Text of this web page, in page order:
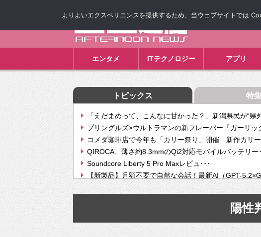
エンタメ ITテクノロジー アプリ
トピックス 特
「えだまめって、こんなに甘かった？」新潟県民が“県
プリングルズ×ウルトラマンの新フレーバー「ガーリッ
コメダ珈琲店で今年も「カリー祭り」開催 新作カリー
QIROCA、薄さ約8.3mmのQi2対応モバイルバッテリー
Soundcore Liberty 5 Pro Maxレビュ･･･
【新製品】月額不要で自然な会話！最新AI（GPT-
【次世代の没入感と生産性】VITURE Luma Ultra･･･
挫折率8割の壁をAIで突破。ジャストシステム、”自分が
2026年のバレンタインは「自分で作って、想いを渡す
陽性
よりよいエクスペリエンスを提供するため、当ウェブサイトでは